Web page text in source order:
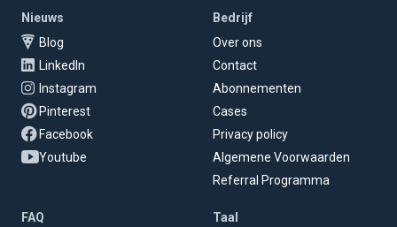
Nieuws
Blog
LinkedIn
Instagram
Pinterest
Facebook
Youtube
Bedrijf
Over ons
Contact
Abonnementen
Cases
Privacy policy
Algemene Voorwaarden
Referral Programma
FAQ
Taal